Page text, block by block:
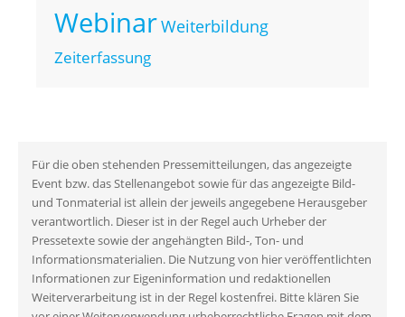
WebinarWeiterbildung
Zeiterfassung
Für die oben stehenden Pressemitteilungen, das angezeigte
Event bzw. das Stellenangebot sowie für das angezeigte Bild-
und Tonmaterial ist allein der jeweils angegebene Herausgeber
verantwortlich. Dieser ist in der Regel auch Urheber der
Pressetexte sowie der angehängten Bild-, Ton- und
Informationsmaterialien. Die Nutzung von hier veröffentlichten
Informationen zur Eigeninformation und redaktionellen
Weiterverarbeitung ist in der Regel kostenfrei. Bitte klären Sie